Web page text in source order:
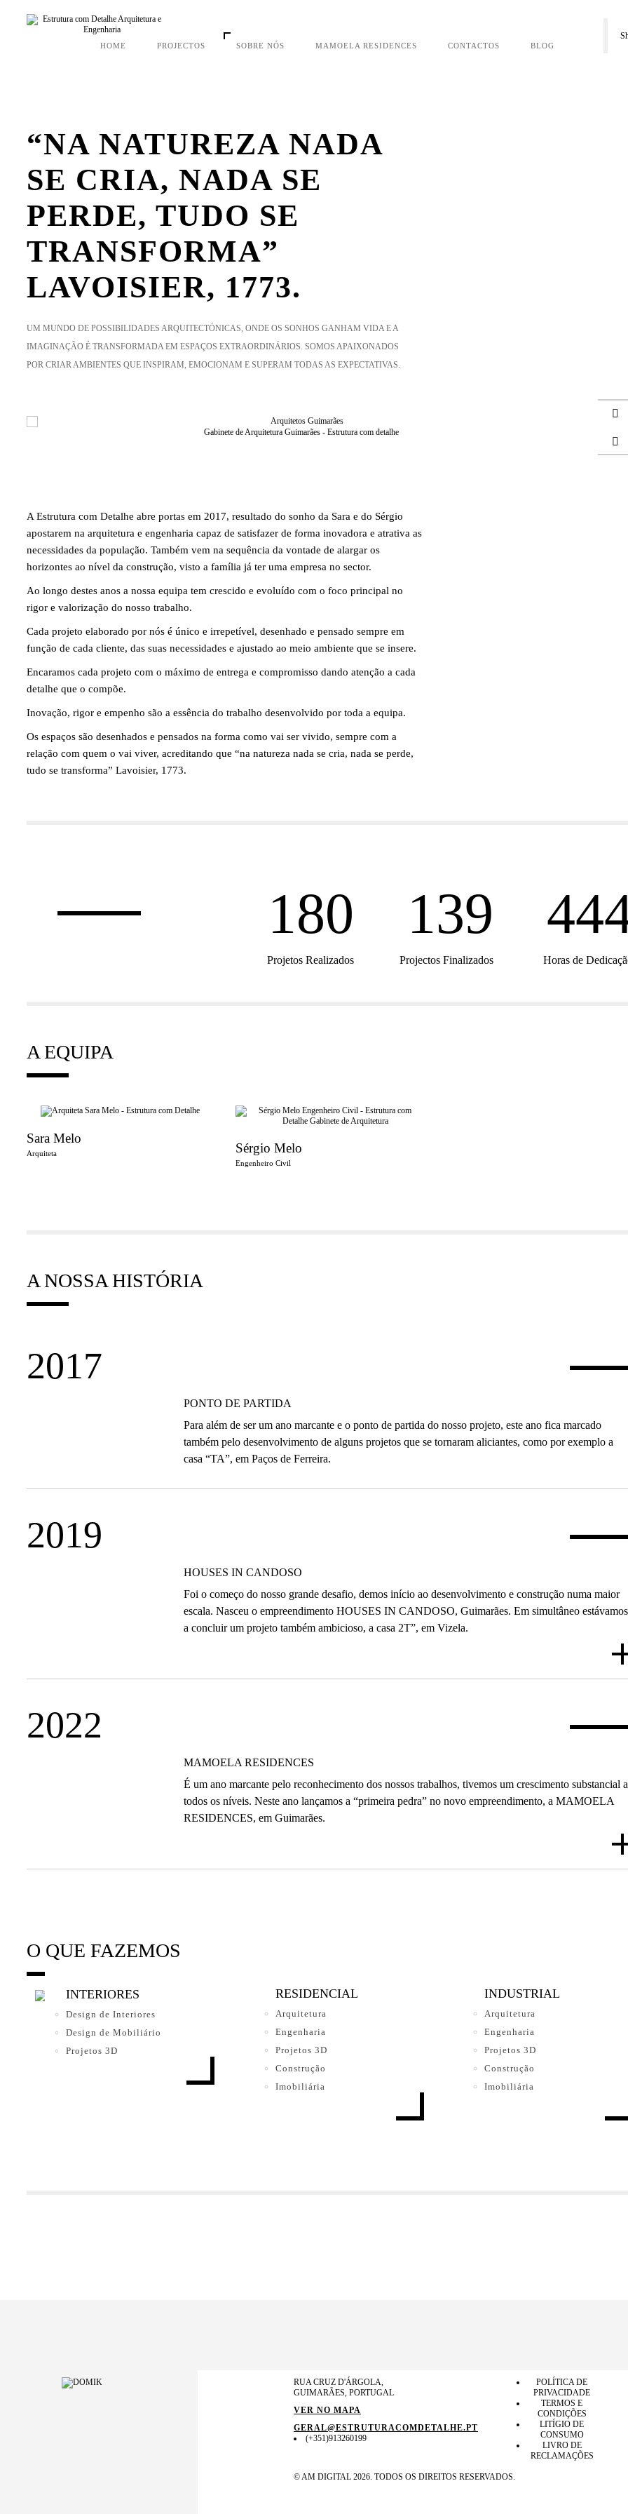
HOME PROJECTOS SOBRE NÓS MAMOELA RESIDENCES CONTACTOS BLOG
“NA NATUREZA NADA
SE CRIA, NADA SE
PERDE, TUDO SE
TRANSFORMA”
LAVOISIER, 1773.
UM MUNDO DE POSSIBILIDADES ARQUITECTÓNICAS, ONDE OS SONHOS GANHAM VIDA E A
IMAGINAÇÃO É TRANSFORMADA EM ESPAÇOS EXTRAORDINÁRIOS. SOMOS APAIXONADOS
POR CRIAR AMBIENTES QUE INSPIRAM, EMOCIONAM E SUPERAM TODAS AS EXPECTATIVAS.
Gabinete de Arquitetura Guimarães - Estrutura com detalhe
A Estrutura com Detalhe abre portas em 2017, resultado do sonho da Sara e do Sérgio
apostarem na arquitetura e engenharia capaz de satisfazer de forma inovadora e atrativa as
necessidades da população. Também vem na sequência da vontade de alargar os
horizontes ao nível da construção, visto a família já ter uma empresa no sector.
Ao longo destes anos a nossa equipa tem crescido e evoluído com o foco principal no
rigor e valorização do nosso trabalho.
Cada projeto elaborado por nós é único e irrepetível, desenhado e pensado sempre em
função de cada cliente, das suas necessidades e ajustado ao meio ambiente que se insere.
Encaramos cada projeto com o máximo de entrega e compromisso dando atenção a cada
detalhe que o compõe.
Inovação, rigor e empenho são a essência do trabalho desenvolvido por toda a equipa.
Os espaços são desenhados e pensados na forma como vai ser vivido, sempre com a
relação com quem o vai viver, acreditando que “na natureza nada se cria, nada se perde,
tudo se transforma” Lavoisier, 1773.
238
Projetos Realizados
191
Projectos Finalizados Horas de
A EQUIPA
Sara Melo
Arquiteta Sérgio Melo
Engenheiro Civil
A NOSSA HISTÓRIA
2017
PONTO DE PARTIDA
Para além de ser um ano marcante e o ponto de partida do nosso projeto, este ano fica marcado
também pelo desenvolvimento de alguns projetos que se tornaram aliciantes, como por exemplo a
casa “TA”, em Paços de Ferreira.
2019
HOUSES IN CANDOSO
Foi o começo do nosso grande desafio, demos início ao desenvolvimento e construção numa maior
escala. Nasceu o empreendimento HOUSES IN CANDOSO, Guimarães. Em simultâneo estávamos
a concluir um projeto também ambicioso, a casa 2T”, em Vizela.
2022
MAMOELA RESIDENCES
É um ano marcante pelo reconhecimento dos nossos trabalhos, tivemos um crescimento substancial a
todos os níveis. Neste ano lançamos a “primeira pedra” no novo empreendimento, a MAMOELA
RESIDENCES, em Guimarães.
O QUE FAZEMOS
INTERIORES
Design de Interiores
Design de Mobiliário
Projetos 3D
RESIDENCIAL
Arquitetura
Engenharia
Projetos 3D
Construção
Imobiliária
INDUSTRIAL
Arquitetura
Engenharia
Projetos 3D
Construção
Imobiliária
RUA CRUZ D'ÁRGOLA,
GUIMARÃES, PORTUGAL
VER NO MAPA
GERAL@ESTRUTURACOMDETALHE.PT
(+351)913260199
POLÍTICA DE
PRIVACIDADE
TERMOS E
CONDIÇÕES
LITÍGIO DE
CONSUMO
LIVRO DE
RECLAMAÇÕES
©AM DIGITAL 2026. TODOS OS DIREITOS RESERVADOS.